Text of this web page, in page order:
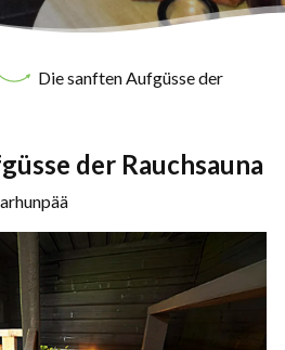
Die sanften Aufgüsse der
der Rauchsauna